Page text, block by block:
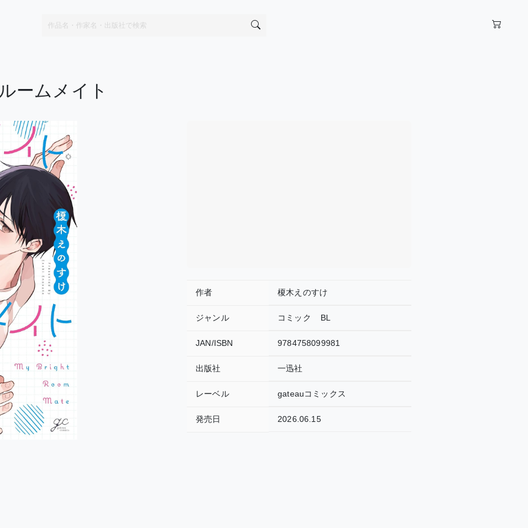
ームメイト
作者 榎木えのすけ
ジャンル コミック BL
JAN/ISBN 9784758099981
出版社 一迅社
レーベル gateauコミックス
発売日 2026.06.15